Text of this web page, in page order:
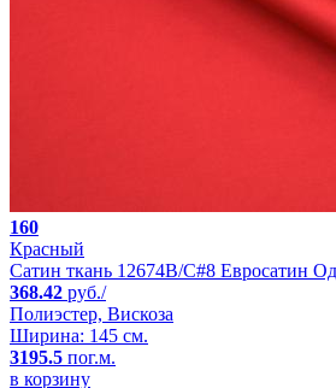
160
Красный
Сатин ткань 12674B/C#8 Евросатин
368.42 руб./
Полиэстер, Вискоза
Ширина: 145 см.
3195.5 пог.м.
в корзину